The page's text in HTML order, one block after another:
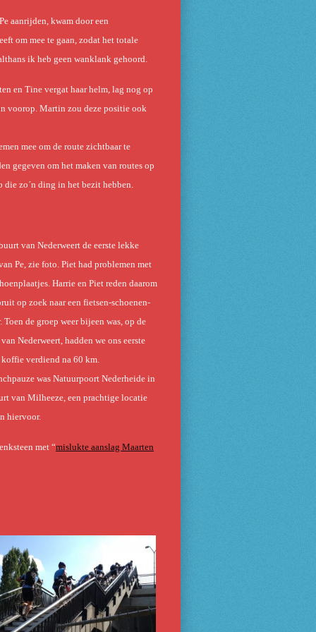
aanrijden, kwam door een
om mee te gaan, zodat het totale
ik heb geen wanklank gehoord.
en Tine vergat haar helm, lag nog op
voorop. Martin zou deze positie ook
mee om de route zichtbaar te
gegeven om het maken van routes op
die zo´n ding in het bezit hebben.
van Nederweert de eerste lekke
Pe, zie foto. Piet had problemen met
Harrie en Piet reden daarom
op zoek naar een fietsen-schoenen-
Toen de groep weer bijeen was, op de
Nederweert, hadden we ons eerste
verdiend na 60 km.
was Natuurpoort Nederheide in
van Milheeze, een prachtige locatie
hiervoor.
met “mislukte aanslag Maarten